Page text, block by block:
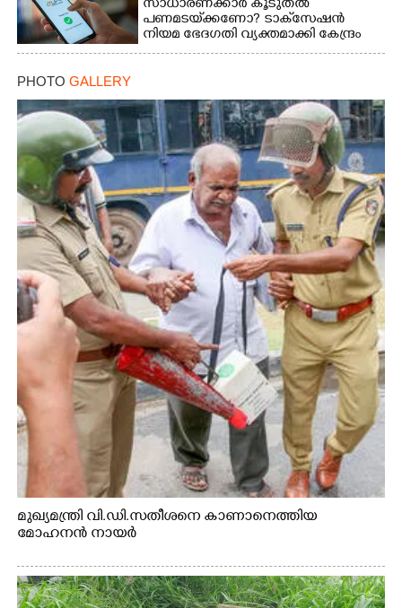
സാധാരണക്കാർ കൂടുതൽ
പണമടയ്‌ക്കണോ?​ ടാക്‌സേഷൻ
നിയമ ഭേദഗതി വ്യക്തമാക്കി കേന്ദ്രം
PHOTO GALLERY
മുഖ്യമന്ത്രി വി.ഡി.സതീശനെ കാണാനെത്തിയ
മോഹനൻ നായർ